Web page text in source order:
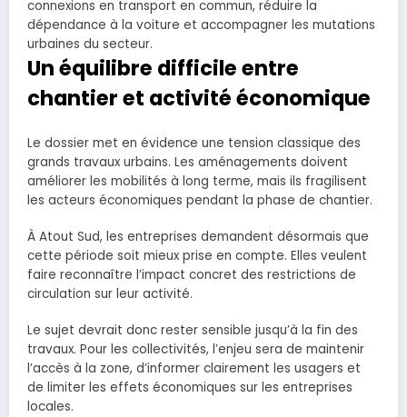
connexions en transport en commun, réduire la
dépendance à la voiture et accompagner les mutations
urbaines du secteur.
Un équilibre difficile entre
chantier et activité économique
Le dossier met en évidence une tension classique des
grands travaux urbains. Les aménagements doivent
améliorer les mobilités à long terme, mais ils fragilisent
les acteurs économiques pendant la phase de chantier.
À Atout Sud, les entreprises demandent désormais que
cette période soit mieux prise en compte. Elles veulent
faire reconnaître l’impact concret des restrictions de
circulation sur leur activité.
Le sujet devrait donc rester sensible jusqu’à la fin des
travaux. Pour les collectivités, l’enjeu sera de maintenir
l’accès à la zone, d’informer clairement les usagers et
de limiter les effets économiques sur les entreprises
locales.